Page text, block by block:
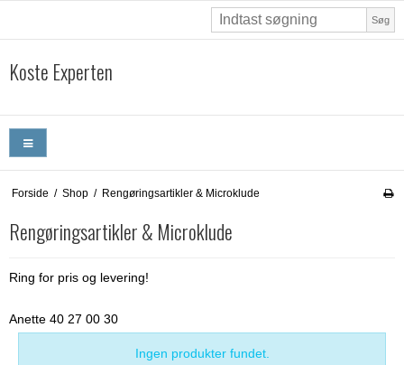
Søg
Koste Experten
Forside / Shop / Rengøringsartikler & Microklude
Rengøringsartikler & Microklude
Ring for pris og levering!
Anette 40 27 00 30
Ingen produkter fundet.